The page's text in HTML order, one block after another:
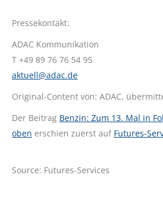
Pressekontakt:
ADAC Kommunikation
T +49 89 76 76 54 95
aktuell@adac.de
Original-Content von: ADAC,
Der Beitrag Benzin: Zum 13. Mal in
oben erschien zuerst auf Futures-
Source: Futures-Services